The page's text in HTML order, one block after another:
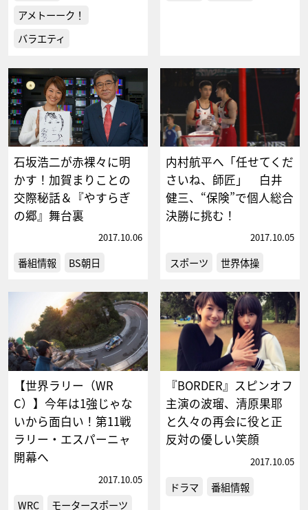
アメトーーク！
バラエティ
石坂浩二が赤裸々に明
かす！加賀まりことの
交際秘話＆『やすらぎ
の郷』舞台裏
2017.10.06
番組情報 BS朝日
内村航平へ「任せてくだ
さいね、師匠」 白井
健三、“保険”で個人総合
決勝に挑む！
2017.10.05
スポーツ 世界体操
【世界ラリー（WR
C）】今年は1強じゃな
いから面白い！第11戦
ラリー・エスパーニャ
開幕へ
2017.10.05
WRC モータースポーツ
『BORDER』スピンオフ
主演の波瑠、清原果耶
と久々の再会に役と正
反対の優しい笑顔
2017.10.05
ドラマ 番組情報